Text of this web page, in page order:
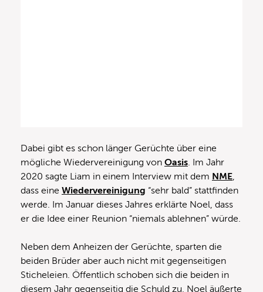
Dabei gibt es schon länger Gerüchte über eine
mögliche Wiedervereinigung von Oasis. Im Jahr
2020 sagte Liam in einem Interview mit dem NME,
dass eine Wiedervereinigung “sehr bald” stattfinden
werde. Im Januar dieses Jahres erklärte Noel, dass
er die Idee einer Reunion “niemals ablehnen” würde.
Neben dem Anheizen der Gerüchte, sparten die
beiden Brüder aber auch nicht mit gegenseitigen
Sticheleien. Öffentlich schoben sich die beiden in
diesem Jahr gegenseitig die Schuld zu. Noel äußerte